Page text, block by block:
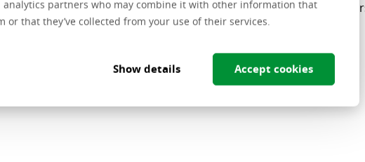
analytics partners who may combine it with other information that
or that they’ve collected from your use of their services.
Show details Accept cookies
rekommendera kompetenta